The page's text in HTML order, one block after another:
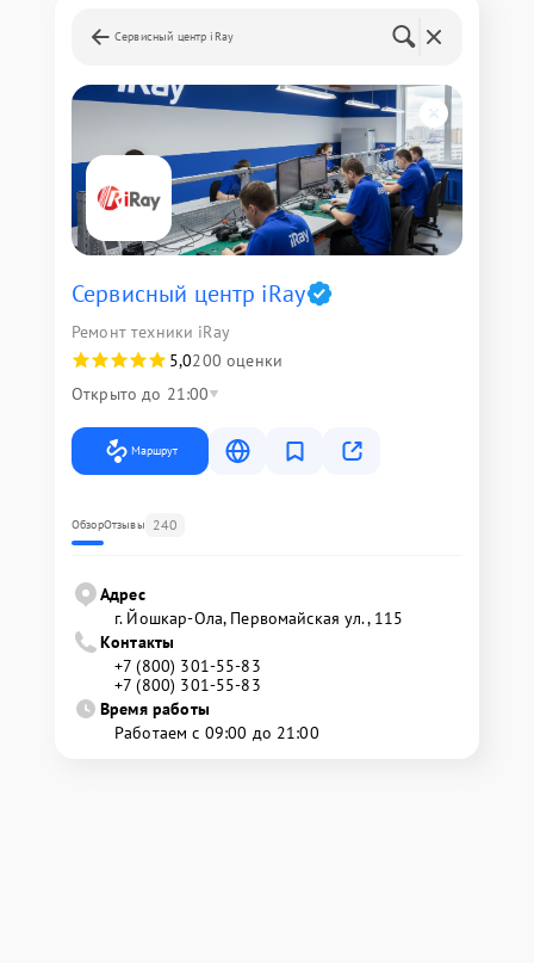
Сервисный центр iRay
Сервисный центр iRay
Ремонт техники iRay
5,0200 оценки
Открыто до 21:00
Маршрут
ОбзорОтзывы 240
Адрес
г. Йошкар-Ола, Первомайская ул., 115
Контакты
+7 (800) 301-55-83
+7 (800) 301-55-83
Время работы
Работаем с 09:00 до 21:00